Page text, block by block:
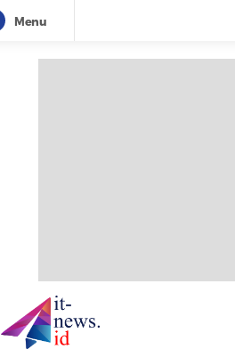
Menu
IT-NEWS
Update Cepat, Cerdas, dan